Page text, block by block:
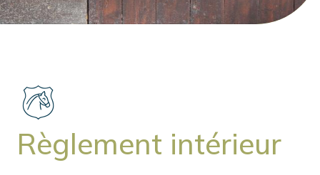
Règlement intérieur